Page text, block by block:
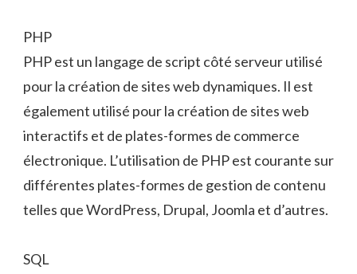
PHP
PHP est un langage de script côté serveur utilisé
pour la création de sites web dynamiques. Il est
également utilisé pour la création de sites web
interactifs et de plates-formes de commerce
électronique. L’utilisation de PHP est courante sur
différentes plates-formes de gestion de contenu
telles que WordPress, Drupal, Joomla et d’autres.
SQL